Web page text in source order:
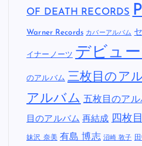
OF DEATH RECORDS
Warner Records カバーアルバム
イナーノーツ デビュ
のアルバム 三枚目のア
アルバム 五枚目のアル
目のアルバム 再結成 四枚
妹沢 奈美 有島 博志 沼崎 敦子